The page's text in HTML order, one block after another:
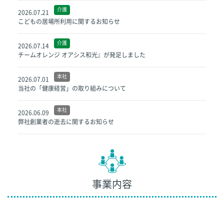
2026.07.21 介護
こどもの居場所利用に関するお知らせ
2026.07.14 介護
チームオレンジ オアシス和光』が発足しました
2026.07.01 本社
当社の「健康経営」の取り組みについて
2026.06.09 本社
弊社創業者の逝去に関するお知らせ
事業内容